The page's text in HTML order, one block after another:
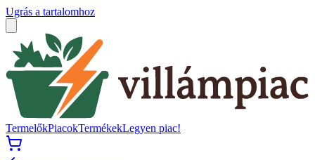
Ugrás a tartalomhoz
TermelőkPiacokTermékekLegyen piac!